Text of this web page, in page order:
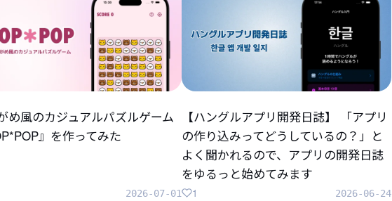
め風のカジュアルパズルゲーム
』を作ってみた
2026-07-01
【ハングルアプリ開発日誌】 「アプリ
の作り込みってどうしているの？」と
よく聞かれるので、アプリの開発日誌
をゆるっと始めてみます
2026-06-24
1